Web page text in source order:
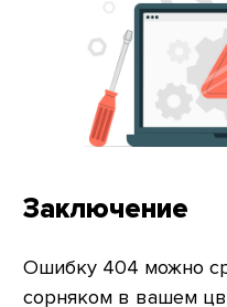
Заключение
Ошибку 404 можно
сорняком в вашем